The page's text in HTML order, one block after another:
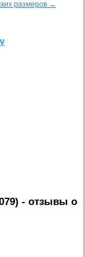
размеров →
- отзывы о